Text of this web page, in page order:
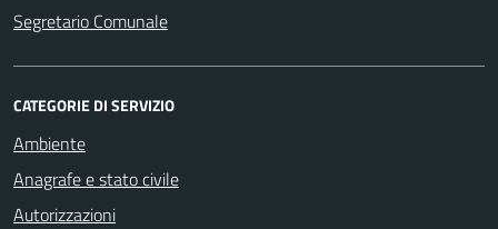
Segretario Comunale
CATEGORIE DI SERVIZIO
Ambiente
Anagrafe e stato civile
Autorizzazioni